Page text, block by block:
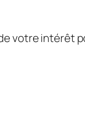
votre intérêt